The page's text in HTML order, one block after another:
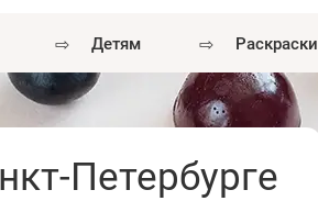
⇨ детям ⇨ раскраски
Петербурге